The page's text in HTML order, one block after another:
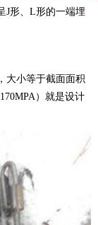
J形、L形的一端埋
大小等于截面面积
）就是设计